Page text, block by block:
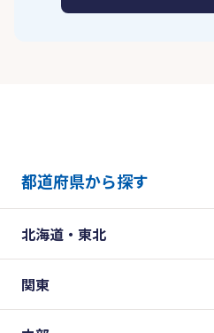
都道府県から探す
北海道・東北
関東